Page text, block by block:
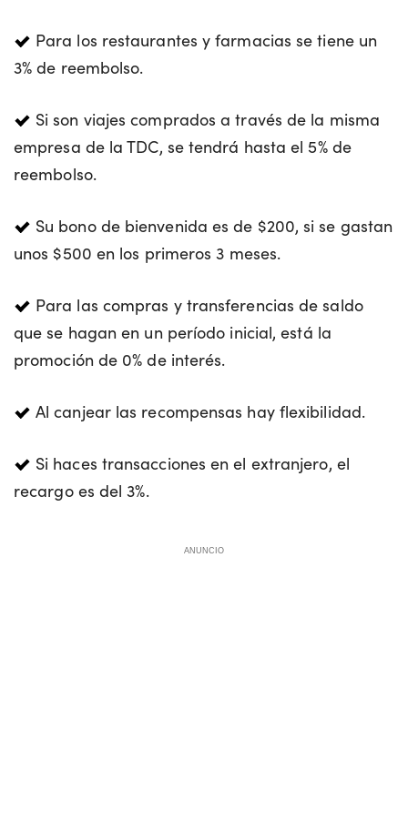
Para los restaurantes y farmacias se tiene un
3% de reembolso.
Si son viajes comprados a través de la misma
empresa de la TDC, se tendrá hasta el 5% de
reembolso.
Su bono de bienvenida es de $200, si se gastan
unos $500 en los primeros 3 meses.
Para las compras y transferencias de saldo
que se hagan en un período inicial, está la
promoción de 0% de interés.
Al canjear las recompensas hay flexibilidad.
Si haces transacciones en el extranjero, el
recargo es del 3%.
ANUNCIO